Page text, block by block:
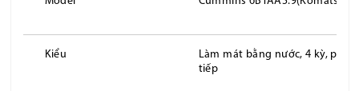
Kiểu
Làm mát bằng nước, 4 kỳ,
tiếp